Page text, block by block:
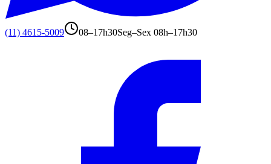
(11) 4615-5009 08–17h30Seg–Sex 08h–17h30